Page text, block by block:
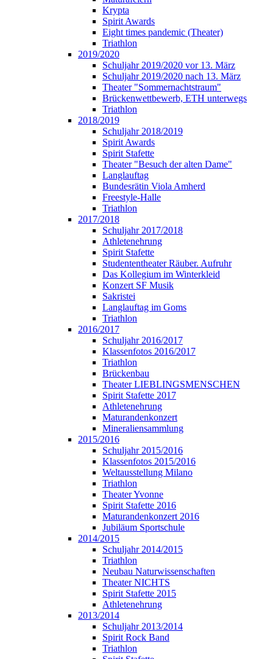
Krypta
Spirit Awards
Eight times pandemic (Theater)
Triathlon
2019/2020
Schuljahr 2019/2020 vor 13. März
Schuljahr 2019/2020 nach 13. März
Theater "Sommernachtstraum"
Brückenwettbewerb, ETH unterwegs
Triathlon
2018/2019
Schuljahr 2018/2019
Spirit Awards
Spirit Stafette
Theater "Besuch der alten Dame"
Langlauftag
Bundesrätin Viola Amherd
Freestyle-Halle
Triathlon
2017/2018
Schuljahr 2017/2018
Athletenehrung
Spirit Stafette
Studententheater Räuber. Aufruhr
Das Kollegium im Winterkleid
Konzert SF Musik
Sakristei
Langlauftag im Goms
Triathlon
2016/2017
Schuljahr 2016/2017
Klassenfotos 2016/2017
Triathlon
Brückenbau
Theater LIEBLINGSMENSCHEN
Spirit Stafette 2017
Athletenehrung
Maturandenkonzert
Mineraliensammlung
2015/2016
Schuljahr 2015/2016
Klassenfotos 2015/2016
Weltausstellung Milano
Triathlon
Theater Yvonne
Spirit Stafette 2016
Maturandenkonzert 2016
Jubiläum Sportschule
2014/2015
Schuljahr 2014/2015
Triathlon
Neubau Naturwissenschaften
Theater NICHTS
Spirit Stafette 2015
Athletenehrung
2013/2014
Schuljahr 2013/2014
Spirit Rock Band
Triathlon